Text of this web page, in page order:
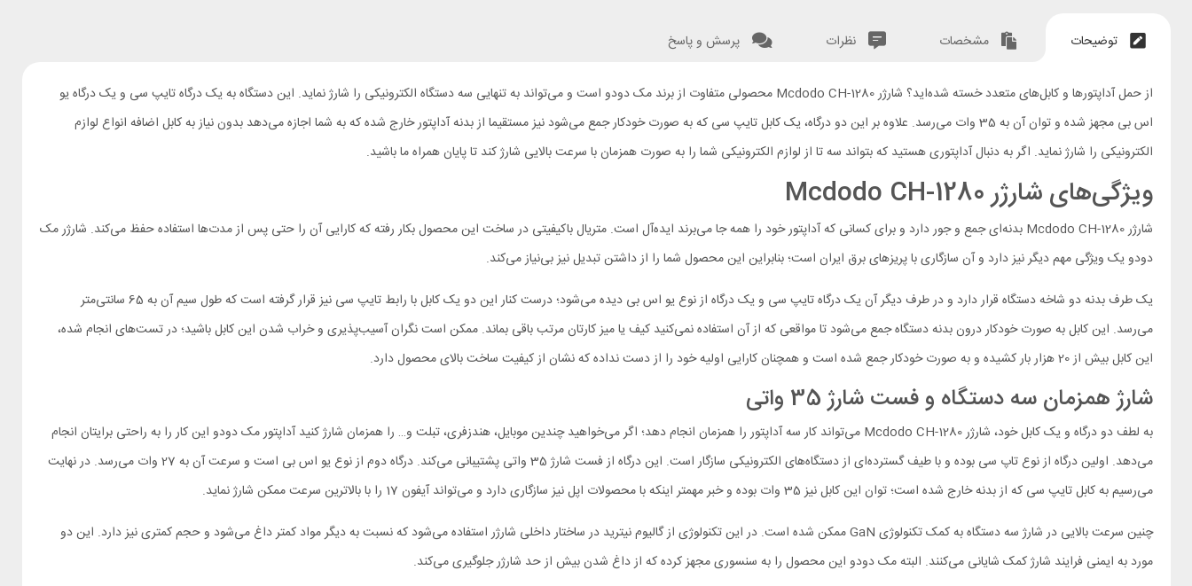
توضیحات مشخصات نظرات پرسش و پاسخ
از حمل آداپتورها و کابل‌های متعدد خسته شده‌اید؟ شارژر Mcdodo CH-1280 محصولی متفاوت از برند مک دودو است و می‌تواند به تنهایی سه دستگاه الکترونیکی را شارژ نماید. این دستگاه به یک درگاه تایپ سی و یک درگاه یو
اس بی مجهز شده و توان آن به 35 وات می‌رسد. علاوه بر این دو درگاه، یک کابل تایپ سی که به صورت خودکار جمع می‌شود نیز مستقیما از بدنه آداپتور خارج شده که به شما اجازه می‌دهد بدون نیاز به کابل اضافه انواع لوازم
الکترونیکی را شارژ نماید. اگر به دنبال آداپتوری هستید که بتواند سه تا از لوازم الکترونیکی شما را به صورت همزمان با سرعت بالایی شارژ کند تا پایان همراه ما باشید.
ویژگی‌های شارژر Mcdodo CH-1280
شارژر Mcdodo CH-1280 بدنه‌ای جمع و جور دارد و برای کسانی که آداپتور خود را همه جا می‌برند ایده‌آل است. متریال باکیفیتی در ساخت این محصول بکار رفته که کارایی آن را حتی پس از مدت‌ها استفاده حفظ می‌کند. شارژر مک
دودو یک ویژگی مهم دیگر نیز دارد و آن سازگاری با پریزهای برق ایران است؛ بنابراین این محصول شما را از داشتن تبدیل نیز بی‌نیاز می‌کند.
یک طرف بدنه دو شاخه دستگاه قرار دارد و در طرف دیگر آن یک درگاه تایپ سی و یک درگاه از نوع یو اس بی دیده می‌شود؛ درست کنار این دو یک کابل با رابط تایپ سی نیز قرار گرفته است که طول سیم آن به 65 سانتی‌متر
می‌رسد. این کابل به صورت خودکار درون بدنه دستگاه جمع می‌شود تا مواقعی که از آن استفاده نمی‌کنید کیف یا میز کارتان مرتب باقی بماند. ممکن است نگران آسیب‌پذیری و خراب شدن این کابل باشید؛ در تست‌های انجام شده،
این کابل بیش از 20 هزار بار کشیده و به صورت خودکار جمع شده است و همچنان کارایی اولیه خود را از دست نداده که نشان از کیفیت ساخت بالای محصول دارد.
شارژ همزمان سه دستگاه و فست شارژ 35 واتی
به لطف دو درگاه و یک کابل خود، شارژر Mcdodo CH-1280 می‌تواند کار سه آداپتور را همزمان انجام دهد؛ اگر می‌خواهید چندین موبایل، هندزفری، تبلت و… را همزمان شارژ کنید آداپتور مک دودو این کار را به راحتی برایتان انجام
می‌دهد. اولین درگاه از نوع تاپ سی بوده و با طیف گسترده‌ای از دستگاه‌های الکترونیکی سازگار است. این درگاه از فست شارژ 35 واتی پشتیبانی می‌کند. درگاه دوم از نوع یو اس بی است و سرعت آن به 27 وات می‌رسد. در نهایت
می‌رسیم به کابل تایپ سی که از بدنه خارج شده است؛ توان این کابل نیز 35 وات بوده و خبر مهمتر اینکه با محصولات اپل نیز سازگاری دارد و می‌تواند آیفون 17 را با بالاترین سرعت ممکن شارژ نماید.
چنین سرعت بالایی در شارژ سه دستگاه به کمک تکنولوژی GaN ممکن شده است. در این تکنولوژی از گالیوم نیترید در ساختار داخلی شارژر استفاده می‌شود که نسبت به دیگر مواد کمتر داغ می‌شود و حجم کمتری نیز دارد. این دو
مورد به ایمنی فرایند شارژ کمک شایانی می‌کنند. البته مک دودو این محصول را به سنسوری مجهز کرده که از داغ شدن بیش از حد شارژر جلوگیری می‌کند.